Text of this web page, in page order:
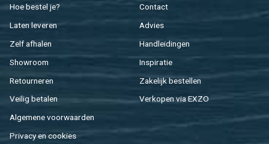
Hoe be­stel je?
Laten le­ve­ren
Zelf af­ha­len
Show­room
Re­tour­ne­ren
Vei­lig be­ta­len
Al­ge­me­ne voor­waar­den
Pri­va­cy en coo­kies
Con­tact
Ad­vies
Hand­lei­din­gen
In­spi­ra­tie
Za­ke­lijk be­stel­len
Ver­ko­pen via EXZO